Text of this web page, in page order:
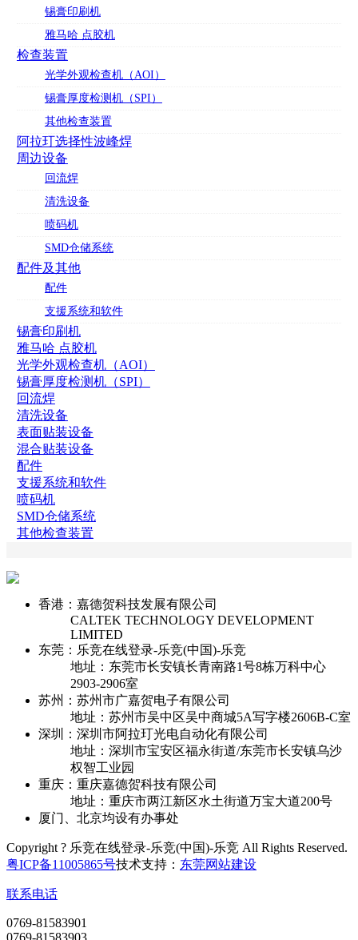
锡膏印刷机
雅马哈 点胶机
检查装置
光学外观检查机（AOI）
锡膏厚度检测机（SPI）
其他检查装置
阿拉玎选择性波峰焊
周边设备
回流焊
清洗设备
喷码机
SMD仓储系统
配件及其他
配件
支援系统和软件
锡膏印刷机
雅马哈 点胶机
光学外观检查机（AOI）
锡膏厚度检测机（SPI）
回流焊
清洗设备
表面贴装设备
混合贴装设备
配件
支援系统和软件
喷码机
SMD仓储系统
其他检查装置
香港：嘉德贺科技发展有限公司
CALTEK TECHNOLOGY DEVELOPMENT
LIMITED
东莞：乐竞在线登录-乐竞(中国)-乐竞
地址：东莞市长安镇长青南路1号8栋万科中心
2903-2906室
苏州：苏州市广嘉贺电子有限公司
地址：苏州市吴中区吴中商城5A写字楼2606B-C室
深圳：深圳市阿拉玎光电自动化有限公司
地址：深圳市宝安区福永街道/东莞市长安镇乌沙
权智工业园
重庆：重庆嘉德贺科技有限公司
地址：重庆市两江新区水土街道万宝大道200号
厦门、北京均设有办事处
Copyright ? 乐竞在线登录-乐竞(中国)-乐竞 All Rights Reserved.
粤ICP备11005865号技术支持： 东莞网站建设
联系电话
0769-81583901